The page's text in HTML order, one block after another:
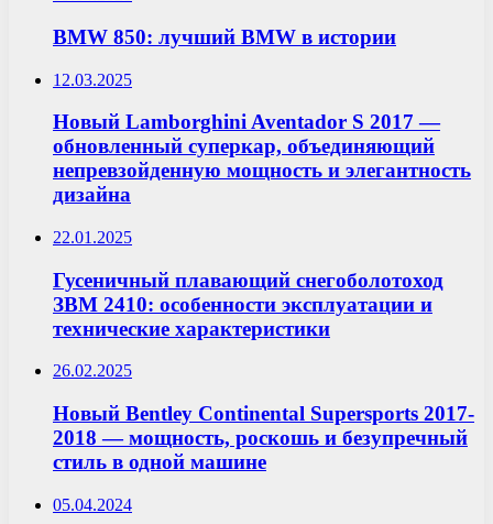
BMW 850: лучший BMW в истории
12.03.2025
Новый Lamborghini Aventador S 2017 —
обновленный суперкар, объединяющий
непревзойденную мощность и элегантность
дизайна
22.01.2025
Гусеничный плавающий снегоболотоход
ЗВМ 2410: особенности эксплуатации и
технические характеристики
26.02.2025
Новый Bentley Continental Supersports 2017-
2018 — мощность, роскошь и безупречный
стиль в одной машине
05.04.2024